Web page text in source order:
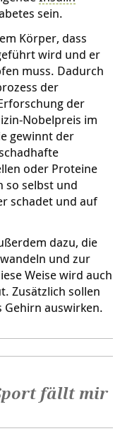
sein.
Körper, dass
wird und er
muss. Dadurch
der
der
Nobelpreis im
gewinnt der
oder Proteine
so selbst und
schadet und auf
dazu, die
und zur
Weise wird auch
Zusätzlich sollen
auswirken.
fällt mir